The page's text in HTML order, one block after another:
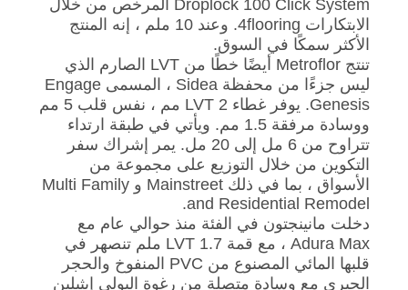
Droplock 100 Click System المرخص من خلال
الابتكارات 4flooring. وعند 10 ملم ، إنه المنتج
الأكثر سمكًا في السوق.
تنتج Metroflor أيضًا خطًا من LVT الصارم الذي
ليس جزءًا من محفظة Sidea ، المسمى Engage
Genesis. يوفر غطاء LVT 2 مم ، نفس قلب 5 مم
ووسادة مرفقة 1.5 مم. ويأتي في طبقة ارتداء
تتراوح من 6 مل إلى 20 مل. يمر إشراك سفر
التكوين من خلال التوزيع على مجموعة من
الأسواق ، بما في ذلك Mainstreet و Multi Family
and Residential Remodel.
دخلت مانينجتون في الفئة منذ حوالي عام مع
Adura Max ، مع قمة LVT 1.7 ملم تنصهر في
قلبها المائي المصنوع من PVC المنفوخ والحجر
الجيري مع وسادة متصلة من رغوة البولي إيثيلين